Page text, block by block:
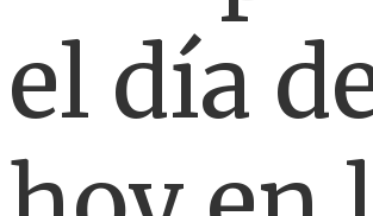
el día